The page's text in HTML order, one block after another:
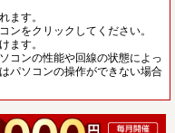
ます。
ンをクリックしてください。
ます。
コンの性能や回線の状態によっ
パソコンの操作ができない場合